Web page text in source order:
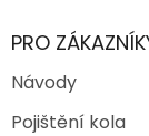
PRO
Návody
Pojištění kola